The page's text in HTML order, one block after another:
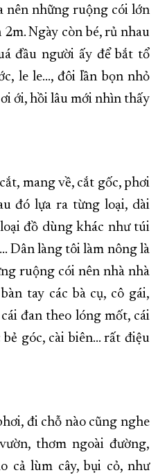
nên những ruộng cói lớn
Ngày còn bé, rủ nhau
đầu người ấy để bắt tổ
le le…, đôi lần bọn nhỏ
ới, hồi lâu mới nhìn thấy
mang về, cắt gốc, phơi
đó lựa ra từng loại, dài
đồ dùng khác như túi
Dân làng tôi làm nông là
ruộng cói nên nhà nhà
tay các bà cụ, cô gái,
đan theo lóng mốt, cái
góc, cài biên… rất điệu
đi chỗ nào cũng nghe
thơm ngoài đường,
cả lùm cây, bụi cỏ, như